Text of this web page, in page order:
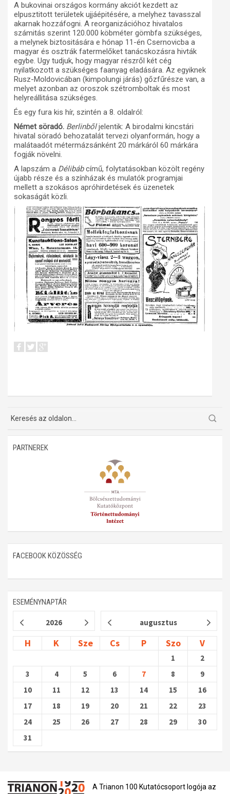
A bukovinai országos kormány akciót kezdett az
elpusztitott területek ujjáépitésére, a melyhez tavasszal
akarnak hozzáfogni. A reorganizációhoz hivatalos
számitás szerint 120.000 köbméter gömbfa szükséges,
a melynek biztositására e hónap 11-én Csernovicba a
magyar és osztrák fatermelőket tanácskozásra hivták
egybe. Ugy tudjuk, hogy magyar részről két cég
nyilatkozott a szükséges faanyag eladására. Az egyiknek
Rusz-Moldovicában (kimpolungi járás) gőzfűrésze van, a
melyet azonban az oroszok szétromboltak és most
helyreállitása szükséges.
És egy fura kis hír, szintén a 8. oldalról:
Német söradó. Berlinbőljelentik: A birodalmi kincstári
hivatal söradó behozatalát tervezi olyanformán, hogy a
malátaadót métermázsánként 20 márkáról 60 márkára
fogják növelni.
A lapszám a Délibábcímű, folytatásokban közölt regény
újabb része és a színházak és mulatók programjai
mellett a szokásos apróhirdetések és üzenetek
sokaságát közli.
PARTNEREK
FACEBOOK KÖZÖSSÉG
ESEMÉNYNAPTÁR
2026 augusztus
H K Sze Cs P Szo V
1
2
3
4 5 6 7 8
9
10
11 12 13 14 15
16
17
18 19 20 21 22
23
24
25 26 27 28 29
30
31
A Trianon 100 Kutatócsoport logója az